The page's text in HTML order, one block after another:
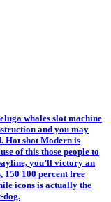
whales slot machine
and you may
Hot shot Modern is
of this those people to
you’ll victory an
150 100 percent free
icons is actually the
dog.